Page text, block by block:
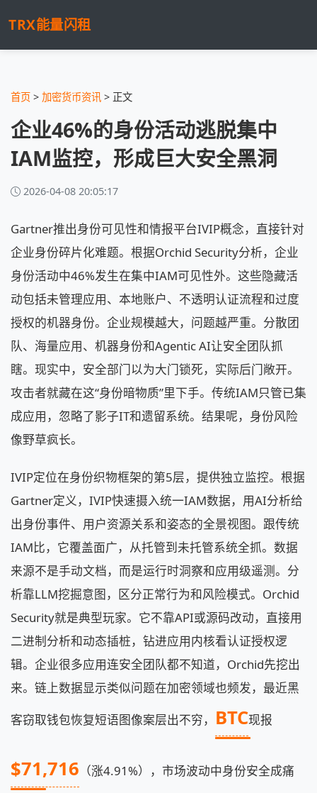
TRX能量闪租
首页 > 加密货币资讯 > 正文
企业46%的身份活动逃脱集中
IAM监控，形成巨大安全黑洞
2026-04-08 20:05:17
Gartner推出身份可见性和情报平台IVIP概念，直接针对
企业身份碎片化难题。根据Orchid Security分析，企业
身份活动中46%发生在集中IAM可见性外。这些隐藏活
动包括未管理应用、本地账户、不透明认证流程和过度
授权的机器身份。企业规模越大，问题越严重。分散团
队、海量应用、机器身份和Agentic AI让安全团队抓
瞎。现实中，安全部门以为大门锁死，实际后门敞开。
攻击者就藏在这“身份暗物质”里下手。传统IAM只管已集
成应用，忽略了影子IT和遗留系统。结果呢，身份风险
像野草疯长。
IVIP定位在身份织物框架的第5层，提供独立监控。根据
Gartner定义，IVIP快速摄入统一IAM数据，用AI分析给
出身份事件、用户资源关系和姿态的全景视图。跟传统
IAM比，它覆盖面广，从托管到未托管系统全抓。数据
来源不是手动文档，而是运行时洞察和应用级遥测。分
析靠LLM挖掘意图，区分正常行为和风险模式。Orchid
Security就是典型玩家。它不靠API或源码改动，直接用
二进制分析和动态插桩，钻进应用内核看认证授权逻
辑。企业很多应用连安全团队都不知道，Orchid先挖出
来。链上数据显示类似问题在加密领域也频发，最近黑
客窃取钱包恢复短语图像案层出不穷， BTC现报
$71,716 （涨4.91%），市场波动中身份安全成痛